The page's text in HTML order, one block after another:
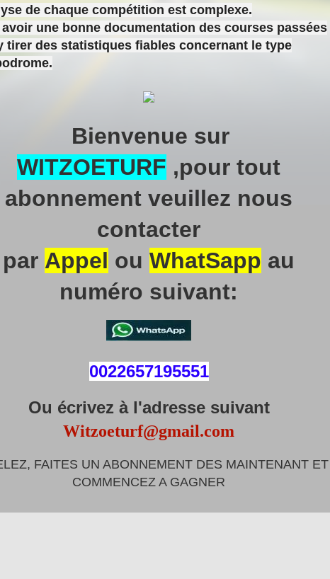
de chaque compétition est complexe.
une bonne documentation des courses passées
tirer des statistiques fiables concernant le type
Bienvenue sur
WITZOETURF ,pour tout
abonnement veuillez nous
contacter
par Appel ou WhatSapp au
numéro suivant:
0022657195551
Ou écrivez à l'adresse suivant
Witzoeturf@gmail.com
FAITES UN ABONNEMENT DES MAINTENANT ET
COMMENCEZ A GAGNER